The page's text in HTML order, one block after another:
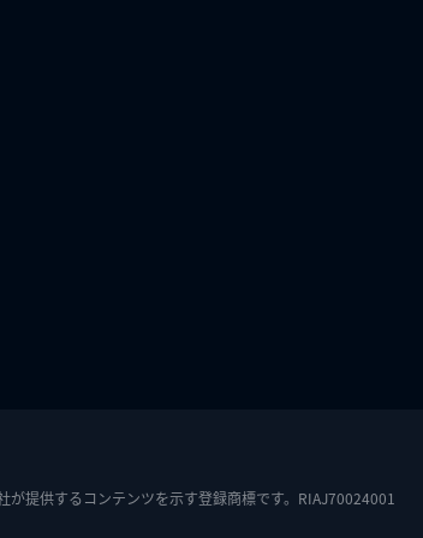
が提供するコンテンツを示す登録商標です。RIAJ70024001